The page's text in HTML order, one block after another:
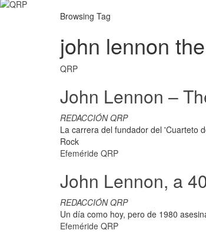
Browsing Tag
john lennon
QRP
John Lennon –
REDACCIÓN QRP
La carrera del fundador del 'Cuarteto
Rock
Efeméride QRP
John Lennon, a
REDACCIÓN QRP
Un día como hoy, pero de 1980
Efeméride QRP